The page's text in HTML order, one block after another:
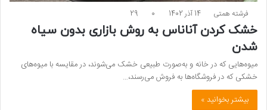
فرشته همتی 14 آذر 1402 0
29
خشک کردن آناناس به روش بازاری بدون سیاه
شدن
میوه‌هایی که در خانه و به‌صورت طبیعی خشک می‌شوند، در مقایسه با میوه‌های
خشکی که در فروشگاه‌ها به فروش می‌رسند،…
بیشتر بخوانید »